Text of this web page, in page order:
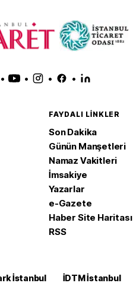
• • • •
FAYDALI LINKLER
Son Dakika
Günün Manşetleri
Namaz Vakitleri
İmsakiye
Yazarlar
e-Gazete
Haber Site Haritası
RSS
İstanbul İDTM İstanbul